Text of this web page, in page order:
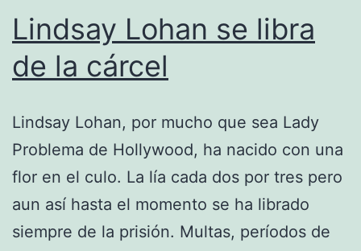
Lindsay Lohan se libra
de la cárcel
Lindsay Lohan, por mucho que sea Lady
Problema de Hollywood, ha nacido con una
flor en el culo. La lía cada dos por tres pero
aun así hasta el momento se ha librado
siempre de la prisión. Multas, períodos de